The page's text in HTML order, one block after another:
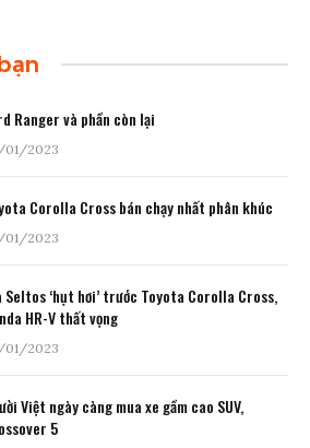
Ranger và phần còn lại
01/2023
Corolla Cross bán chạy nhất phân khúc
01/2023
Seltos ‘hụt hơi’ trước Toyota Corolla Cross,
HR-V thất vọng
01/2023
Việt ngày càng mua xe gầm cao SUV,
5